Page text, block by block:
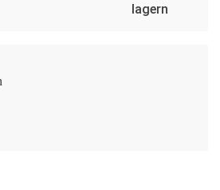
lagern